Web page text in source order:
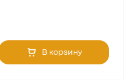
В корзину